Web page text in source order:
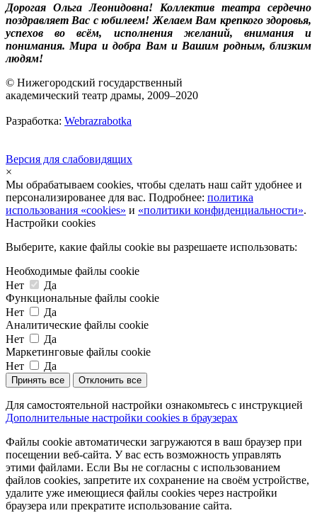
Дорогая Ольга Леонидовна! Коллектив театра сердечно
поздравляет Вас с юбилеем! Желаем Вам крепкого здоровья,
успехов во всём, исполнения желаний, внимания и
понимания. Мира и добра Вам и Вашим родным, близким
людям!
© Нижегородский государственный
академический театр драмы, 2009–2020
Разработка: Webrazrabotka
Версия для слабовидящих
×
Мы обрабатываем cookies, чтобы сделать наш сайт удобнее и
персонализированее для вас. Подробнее: политика
использования «cookies» и «политики конфиденциальности».
Настройки cookies
Выберите, какие файлы cookie вы разрешаете использовать:
Необходимые файлы cookie
Нет
Да
Функциональные файлы cookie
Нет
Да
Аналитические файлы cookie
Нет
Да
Маркетинговые файлы cookie
Нет
Да
Принять все Отклонить все
Для самостоятельной настройки ознакомьтесь с инструкцией
Дополнительные настройки cookies в браузерах
Файлы cookie автоматически загружаются в ваш браузер при
посещении веб-сайта. У вас есть возможность управлять
этими файлами. Если Вы не согласны с использованием
файлов cookies, запретите их сохранение на своём устройстве,
удалите уже имеющиеся файлы cookies через настройки
браузера или прекратите использование сайта.